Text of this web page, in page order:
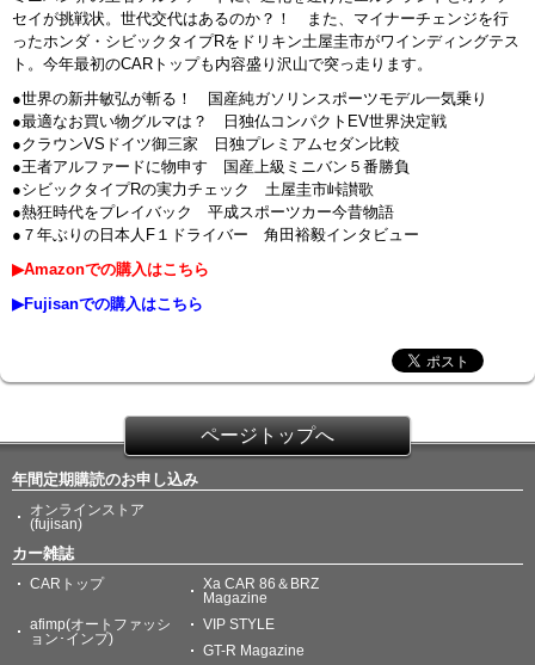
セイが挑戦状。世代交代はあるのか？！ また、マイナーチェンジを行
ったホンダ・シビックタイプRをドリキン土屋圭市がワインディングテス
ト。今年最初のCARトップも内容盛り沢山で突っ走ります。
●世界の新井敏弘が斬る！ 国産純ガソリンスポーツモデル一気乗り
●最適なお買い物グルマは？ 日独仏コンパクトEV世界決定戦
●クラウンVSドイツ御三家 日独プレミアムセダン比較
●王者アルファードに物申す 国産上級ミニバン５番勝負
●シビックタイプRの実力チェック 土屋圭市峠讃歌
●熱狂時代をプレイバック 平成スポーツカー今昔物語
●７年ぶりの日本人F１ドライバー 角田裕毅インタビュー
▶Amazonでの購入はこちら
▶Fujisanでの購入はこちら
ページトップへ
年間定期購読のお申し込み
オンラインストア
(fujisan)
カー雑誌
CARトップ
Xa CAR 86＆BRZ
Magazine
afimp(オートファッシ
ョン･インプ)
VIP STYLE
GT-R Magazine